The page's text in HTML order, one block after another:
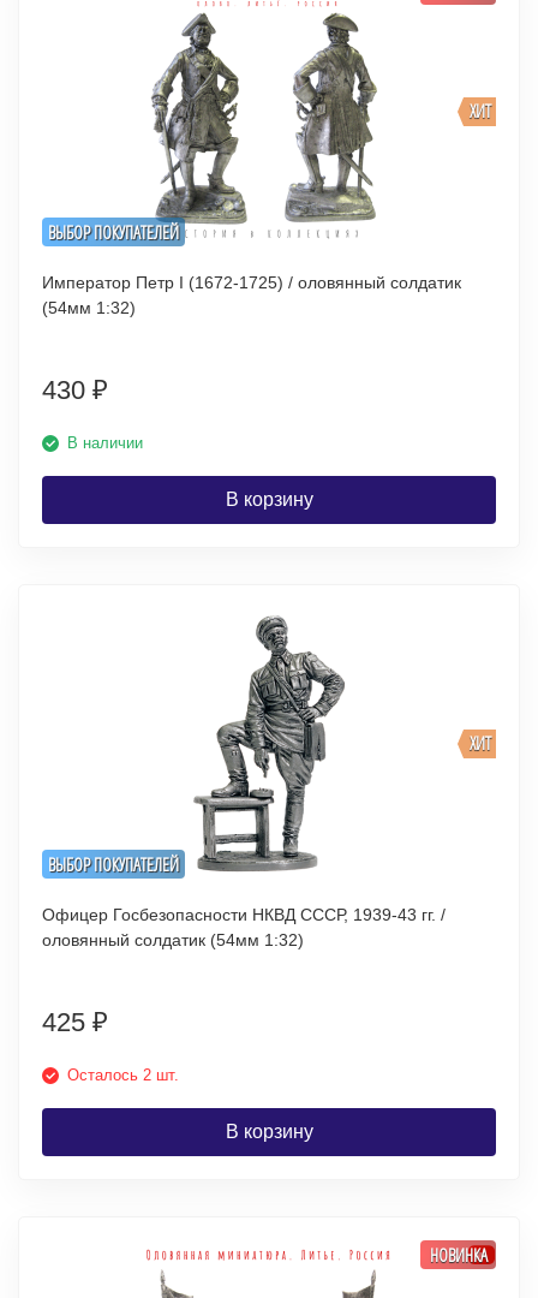
ВЫБОР ПОКУПАТЕЛЕЙ
ХИТ
Император Петр I (1672-1725) / оловянный солдатик
(54мм 1:32)
430 ₽
В наличии
В корзину
ВЫБОР ПОКУПАТЕЛЕЙ
ХИТ
Офицер Госбезопасности НКВД СССР, 1939-43 гг. /
оловянный солдатик (54мм 1:32)
425 ₽
Осталось 2 шт.
В корзину
НОВИНКА